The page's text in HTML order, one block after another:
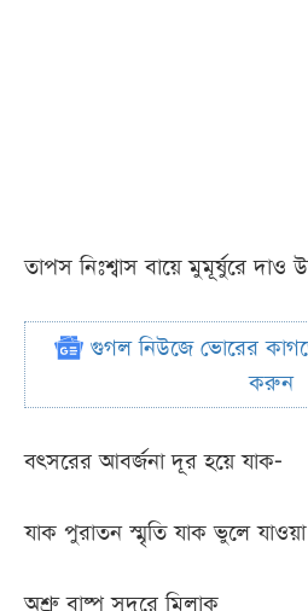
তাপস নিঃশ্বাস বায়ে মুমূর্ষুরে দাও
গুগল নিউজে ভোরের
করুন
বৎসরের আবর্জনা দূর হয়ে যাক-
যাক পুরাতন স্মৃতি যাক ভুলে যাওয়া
অশ্রু বাষ্প সুদূরে মিলাক